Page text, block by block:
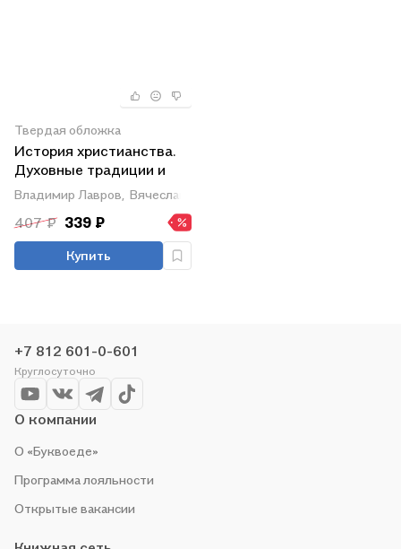
Твердая обложка
История христианства.
Духовные традиции и
культура. 10-11 класс.
Учебное пособие
Владимир Лавров, Вячеслав Лобанов,
407 ₽ 339 ₽
Купить
+7 812 601-0-601
Круглосуточно
О компании
О «Буквоеде»
Программа лояльности
Открытые вакансии